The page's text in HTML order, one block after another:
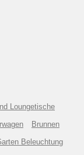
Loungetische
Brunnen
Beleuchtung